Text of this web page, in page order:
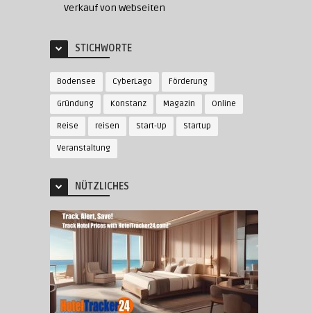
Verkauf von Webseiten
STICHWORTE
Bodensee CyberLago Förderung
Gründung Konstanz Magazin Online
Reise reisen Start-Up Startup
Veranstaltung
NÜTZLICHES